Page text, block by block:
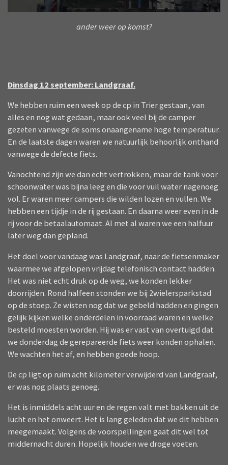
ander weer op komst?
Dinsdag 12 september: Landgraaf.
We hebben ruim een week op de cp in Trier gestaan, van
alles en nog wat gedaan, maar ook veel bij de camper
gezeten vanwege de soms onaangename hoge temperatuur.
En de laatste dagen waren we natuurlijk behoorlijk onthand
vanwege de defecte fiets.
Vanochtend zijn we dan echt vertrokken, maar de tank voor
schoonwater was bijna leeg en die voor vuil water nagenoeg
vol. Er waren meer campers die wilden lozen en vullen. We
hebben een tijdje in de rij gestaan. En daarna weer even in de
rij voor de betaalautomaat. Al met al waren we een halfuur
later weg dan gepland.
Het doel voor vandaag was Landgraaf, naar de fietsenmaker
waarmee we afgelopen vrijdag telefonisch contact hadden.
Het was niet echt druk op de weg, we konden lekker
doorrijden. Rond halfeen stonden we bij 2wielersparkstad
op de stoep. Ze wisten nog dat we gebeld hadden en gingen
gelijk kijken welke onderdelen in voorraad waren en welke
besteld moesten worden. Hij was er vast van overtuigd dat
we donderdag de gerepareerde fiets weer konden ophalen.
We wachten het af, en hebben goede hoop.
De cp ligt op ruim acht kilometer verwijderd van Landgraaf,
er was nog plaats genoeg.
Het is inmiddels acht uur en de regen valt met bakken uit de
lucht en het onweert. Het is lang geleden dat we dit hebben
meegemaakt. Volgens de voorspellingen gaat dit wel tot
middernacht duren. Hopelijk houden we droge voeten.